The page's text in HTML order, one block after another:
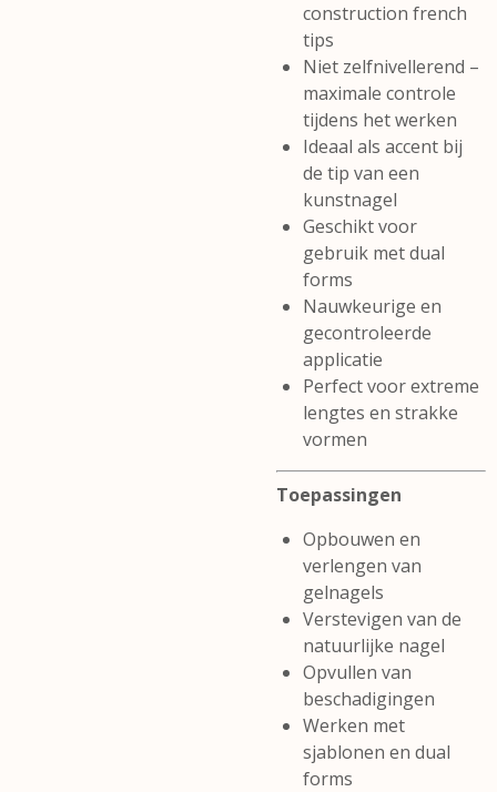
construction french
tips
Niet zelfnivellerend –
maximale controle
tijdens het werken
Ideaal als accent bij
de tip van een
kunstnagel
Geschikt voor
gebruik met dual
forms
Nauwkeurige en
gecontroleerde
applicatie
Perfect voor extreme
lengtes en strakke
vormen
Toepassingen
Opbouwen en
verlengen van
gelnagels
Verstevigen van de
natuurlijke nagel
Opvullen van
beschadigingen
Werken met
sjablonen en dual
forms